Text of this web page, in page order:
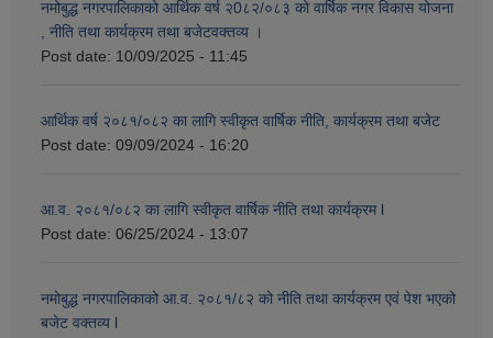
नमोबुद्ध नगरपालिकाको आर्थिक वर्ष २0८२/०८३ को वार्षिक नगर विकास योजना
, नीति तथा कार्यक्रम तथा बजेटवक्तव्य ।
Post date: 10/09/2025 - 11:45
आर्थिक वर्ष २०८१/०८२ का लागि स्वीकृत वार्षिक नीति, कार्यक्रम तथा बजेट
Post date: 09/09/2024 - 16:20
आ.व. २०८१/०८२ का लागि स्वीकृत वार्षिक नीति तथा कार्यक्रम l
Post date: 06/25/2024 - 13:07
नमोबुद्ध नगरपालिकाको आ‍.व. २०८१/८२ को नीति तथा कार्यक्रम एवं पेश भएको
बजेट वक्तव्य l